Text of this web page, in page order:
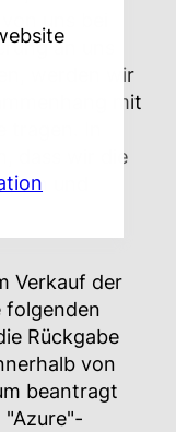
uns bei
an uns
werden wir
mit
In
dass wir die
und
Verkauf der
folgenden
Rückgabe
von
beantragt